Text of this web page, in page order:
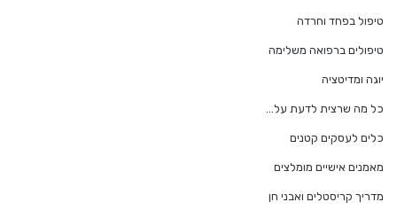
טיפול בפחד וחרדה
טיפולים ברפואה משלימה
יוגה ומדיטציה
כל מה שרצית לדעת על…
כלים לעסקים קטנים
מאמנים אישיים מומלצים
מדריך קריסטלים ואבני חן